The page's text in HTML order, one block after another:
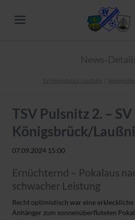
News-
SV Königsbrück-Laußnitz Neuigkeiten
TSV Pulsnitz 2. – SV
Königsbrück/
07.09.2024 15:00
Ernüchternd – Pokalaus
schwacher Leistung
Recht optimistisch war eine erkleckliche
Anhänger zum sonnenüberfluteten